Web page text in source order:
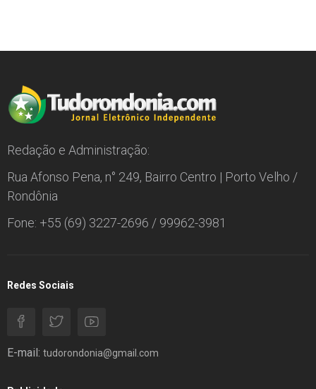
Redação e Administração:
Rua Afonso Pena, n° 249, Bairro Centro | Porto Velho /
Rondônia
Fone: +55 (69) 3227-2696 / 99962-3981
Redes Sociais
E-mail: tudorondonia@gmail.com